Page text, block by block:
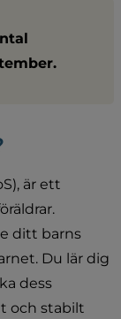
är ett
ditt barns
Du lär dig
dess
och stabilt